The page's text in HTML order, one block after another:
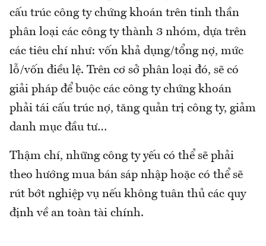
cấu trúc công ty chứng khoán trên tinh thần
phân loại các công ty thành 3 nhóm, dựa trên
các tiêu chí như: vốn khả dụng/tổng nợ, mức
lỗ/vốn điều lệ. Trên cơ sở phân loại đó, sẽ có
giải pháp để buộc các công ty chứng khoán
phải tái cấu trúc nợ, tăng quản trị công ty, giảm
danh mục đầu tư…
Thậm chí, những công ty yếu có thể sẽ phải
theo hướng mua bán sáp nhập hoặc có thể sẽ
rút bớt nghiệp vụ nếu không tuân thủ các quy
định về an toàn tài chính.